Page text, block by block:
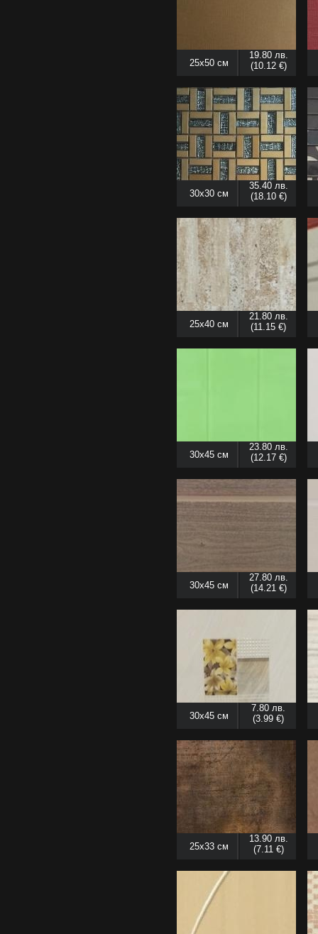
25x50 см
19.80 лв.
(10.12 €)
30x30 см
35.40 лв.
(18.10 €)
25x40 см
21.80 лв.
(11.15 €)
30x45 см
23.80 лв.
(12.17 €)
30x45 см
27.80 лв.
(14.21 €)
30x45 см
7.80 лв.
(3.99 €)
25x33 см
13.90 лв.
(7.11 €)